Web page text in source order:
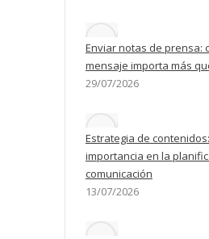
Enviar notas de prensa:
mensaje importa más
29/07/2026
Estrategia de
importancia en la
comunicación
13/07/2026